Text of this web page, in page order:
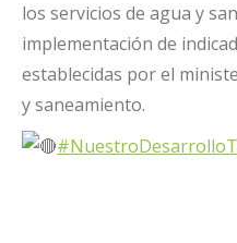
los servicios de agua y
implementación de
establecidas por el
y saneamiento.